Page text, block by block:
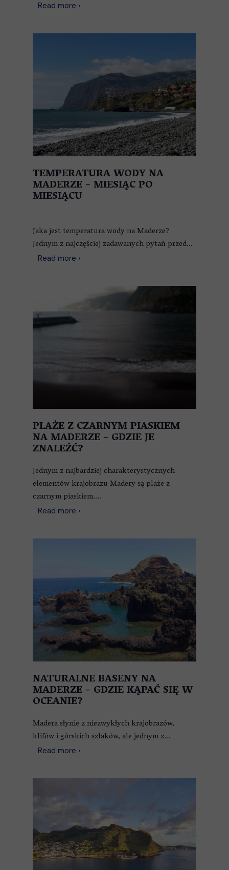
Read more ›
TEMPERATURA WODY NA
MADERZE – MIESIĄC PO
MIESIĄCU
Jaka jest temperatura wody na Maderze?
Jednym z najczęściej zadawanych pytań przed...
Read more ›
PLAŻE Z CZARNYM PIASKIEM
NA MADERZE – GDZIE JE
ZNALEŹĆ?
Jednym z najbardziej charakterystycznych
elementów krajobrazu Madery są plaże z
czarnym piaskiem....
Read more ›
NATURALNE BASENY NA
MADERZE – GDZIE KĄPAĆ SIĘ W
OCEANIE?
Madera słynie z niezwykłych krajobrazów,
klifów i górskich szlaków, ale jednym z...
Read more ›